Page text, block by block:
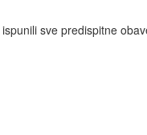
sve predispitne